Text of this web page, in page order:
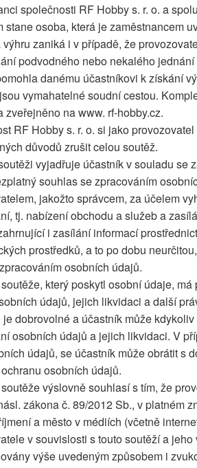
společnosti RF Hobby s. r. o. a
stane osoba, která je zaměstnancem
výhru zaniká i v případě, že
podvodného nebo nekalého
danému účastníkovi k získání
vymahatelné soudní cestou.
zveřejněno na www. rf-hobby.cz.
RF Hobby s. r. o. si jako
důvodů zrušit celou soutěž.
vyjadřuje účastník v souladu se
souhlas se zpracováním
jakožto správcem, za účelem
tj. nabízení obchodu a služeb a
i zasílání informací
prostředků, a to po dobu
osobních údajů.
který poskytl osobní údaje,
údajů, jejich likvidaci a další
dobrovolné a účastník může
osobních údajů a jejich likvidaci. V
údajů, se účastník může obrátit s
osobních údajů.
výslovně souhlasí s tím, že
zákona č. 89/2012 Sb., v platném
a město v médiích (včetně
v souvislosti s touto soutěží a
výše uvedeným způsobem i